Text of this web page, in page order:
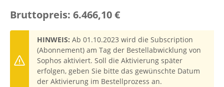
Bruttopreis: 6.466,10 €
HINWEIS: Ab 01.10.2023 wird die Subscription
(Abonnement) am Tag der Bestellabwicklung von
Sophos aktiviert. Soll die Aktivierung später
erfolgen, geben Sie bitte das gewünschte Datum
der Aktivierung im Bestellprozess an.